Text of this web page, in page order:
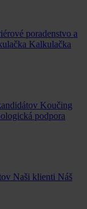
poradenstvo a
Kalkulačka
Koučing
podpora
Naši klienti Náš